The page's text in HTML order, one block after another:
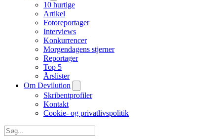
10 hurtige
Artikel
Fotoreportager
Interviews
Konkurrencer
Morgendagens stjerner
Reportager
Top 5
Årslister
Om Devilution
Skribentprofiler
Kontakt
Cookie- og privatlivspolitik